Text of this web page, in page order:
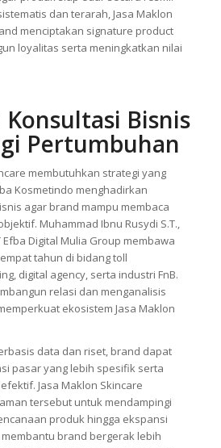
dan terarah, Jasa Maklon
menciptakan signature product
loyalitas serta meningkatkan nilai
Bisnis
Pertumbuhan
membutuhkan strategi yang
Kosmetindo menghadirkan
agar brand mampu membaca
Muhammad Ibnu Rusydi S.T.,
Digital Mulia Group membawa
tahun di bidang toll
digital agency, serta industri FnB.
relasi dan menganalisis
ekosistem Jasa Maklon
data dan riset, brand dapat
pasar yang lebih spesifik serta
Jasa Maklon Skincare
tersebut untuk mendampingi
produk hingga ekspansi
brand bergerak lebih